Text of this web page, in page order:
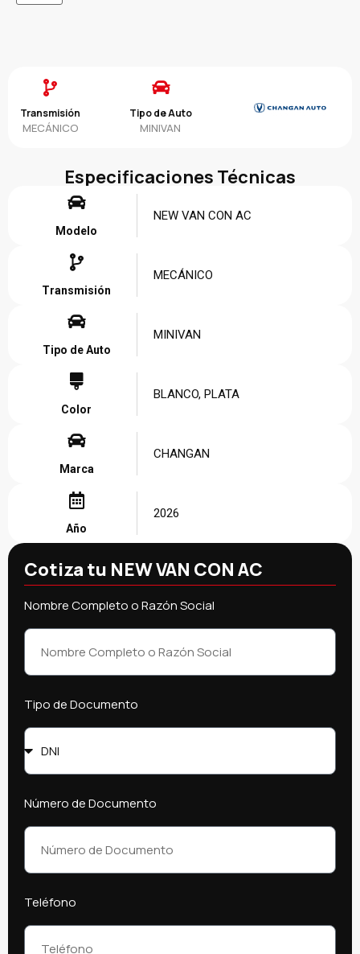
Transmisión
MECÁNICO
Tipo de Auto
MINIVAN
Especificaciones Técnicas
Modelo
NEW VAN CON AC
Transmisión
MECÁNICO
Tipo de Auto
MINIVAN
Color
BLANCO, PLATA
Marca
CHANGAN
Año
2026
Cotiza tu NEW VAN CON AC
Nombre Completo o Razón Social
Tipo de Documento
Número de Documento
Teléfono